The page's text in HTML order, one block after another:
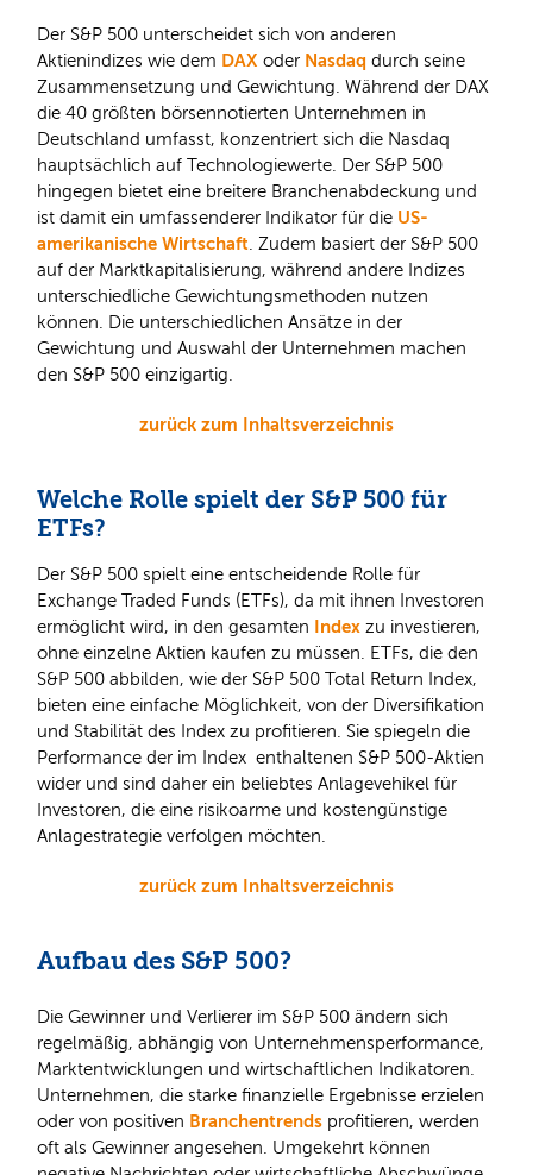
Der S&P 500 unterscheidet sich von anderen
Aktienindizes wie dem DAX oder Nasdaq durch seine
Zusammensetzung und Gewichtung. Während der DAX
die 40 größten börsennotierten Unternehmen in
Deutschland umfasst, konzentriert sich die Nasdaq
hauptsächlich auf Technologiewerte. Der S&P 500
hingegen bietet eine breitere Branchenabdeckung und
ist damit ein umfassenderer Indikator für die US-
amerikanische Wirtschaft . Zudem basiert der S&P 500
auf der Marktkapitalisierung, während andere Indizes
unterschiedliche Gewichtungsmethoden nutzen
können. Die unterschiedlichen Ansätze in der
Gewichtung und Auswahl der Unternehmen machen
den S&P 500 einzigartig.
zurück zum Inhaltsverzeichnis
Welche Rolle spielt der S&P 500 für
ETFs?
Der S&P 500 spielt eine entscheidende Rolle für
Exchange Traded Funds (ETFs), da mit ihnen Investoren
ermöglicht wird, in den gesamten Index zu investieren,
ohne einzelne Aktien kaufen zu müssen. ETFs, die den
S&P 500 abbilden, wie der S&P 500 Total Return Index,
bieten eine einfache Möglichkeit, von der Diversifikation
und Stabilität des Index zu profitieren. Sie spiegeln die
Performance der im Index enthaltenen S&P 500-Aktien
wider und sind daher ein beliebtes Anlagevehikel für
Investoren, die eine risikoarme und kostengünstige
Anlagestrategie verfolgen möchten.
zurück zum Inhaltsverzeichnis
Aufbau des S&P 500?
Die Gewinner und Verlierer im S&P 500 ändern sich
regelmäßig, abhängig von Unternehmensperformance,
Marktentwicklungen und wirtschaftlichen Indikatoren.
Unternehmen, die starke finanzielle Ergebnisse erzielen
oder von positiven Branchentrends profitieren, werden
oft als Gewinner angesehen. Umgekehrt können